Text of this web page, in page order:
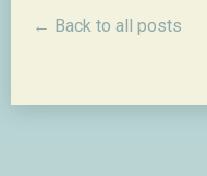
← Back to all posts